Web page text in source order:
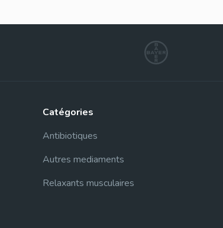
catégories
Antibiotiques
Autres mediaments
Relaxants musculaires